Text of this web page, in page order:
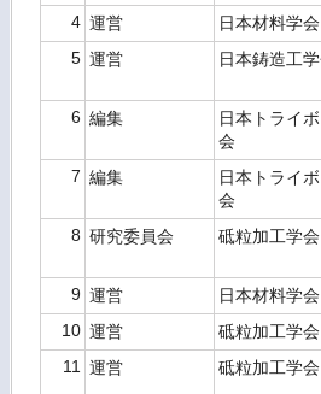
4 運営
日本材料学
5 運営 日本鋳造工
6 編集
日本トライ
会
7 編集
日本トライ
会
8 研究委員会 砥粒加工学
9 運営
日本材料学
10 運営
砥粒加工学
11
運営 砥粒加工学